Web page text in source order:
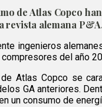
de Atlas Copco
revista alemana
ingenieros
del año
Atlas Copco se
GA anteriores.
un consumo de